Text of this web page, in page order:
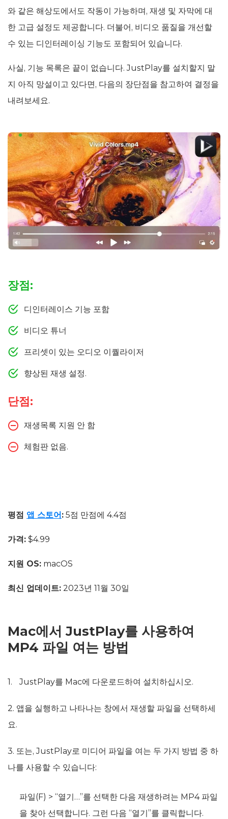
와 같은 해상도에서도 작동이 가능하며, 재생 및 자막에 대
한 고급 설정도 제공합니다. 더불어, 비디오 품질을 개선할
수 있는 디인터레이싱 기능도 포함되어 있습니다.
사실, 기능 목록은 끝이 없습니다. JustPlay를 설치할지 말
지 아직 망설이고 있다면, 다음의 장단점을 참고하여 결정을
내려보세요.
장점:
디인터레이스 기능 포함
비디오 튜너
프리셋이 있는 오디오 이퀄라이저
향상된 재생 설정.
단점:
재생목록 지원 안 함
체험판 없음.
평점 앱 스토어: 5점 만점에 4.4점
가격: $4.99
지원 OS: macOS
최신 업데이트: 2023년 11월 30일
Mac에서 JustPlay를 사용하여
MP4 파일 여는 방법
JustPlay를 Mac에 다운로드하여 설치하십시오.
2. 앱을 실행하고 나타나는 창에서 재생할 파일을 선택하세
요.
3. 또는, JustPlay로 미디어 파일을 여는 두 가지 방법 중 하
나를 사용할 수 있습니다:
파일(F) > “열기…”를 선택한 다음 재생하려는 MP4 파일
을 찾아 선택합니다. 그런 다음 “열기”를 클릭합니다.